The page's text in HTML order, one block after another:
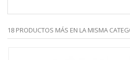
18 PRODUCTOS MÁS EN LA MISMA